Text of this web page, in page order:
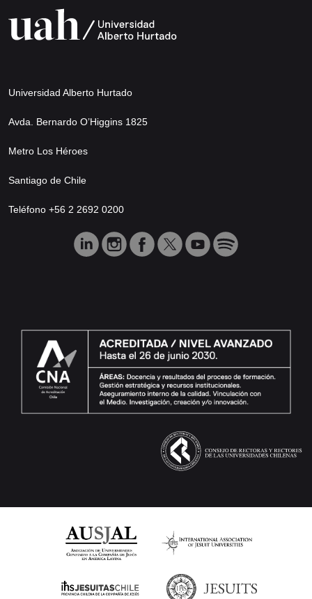
Universidad Alberto Hurtado
Avda. Bernardo O’Higgins 1825
Metro Los Héroes
Santiago de Chile
Teléfono +56 2 2692 0200